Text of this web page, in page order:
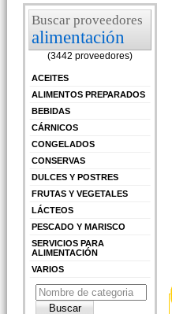
Buscar proveedores
alimentación
(3442 proveedores)
ACEITES
ALIMENTOS PREPARADOS
BEBIDAS
CÁRNICOS
CONGELADOS
CONSERVAS
DULCES Y POSTRES
FRUTAS Y VEGETALES
LÁCTEOS
PESCADO Y MARISCO
SERVICIOS PARA
ALIMENTACIÓN
VARIOS